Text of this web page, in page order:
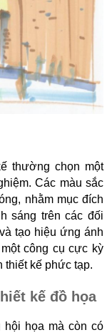
thường chọn một
Các màu sắc
nhằm mục đích
sáng trên các đối
tạo hiệu ứng ánh
công cụ cực kỳ
thiết kế phức tạp.
kế đồ họa
hội họa mà còn có